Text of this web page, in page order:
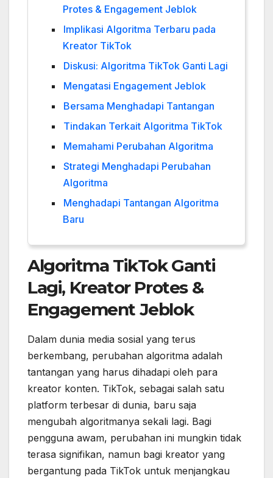
Protes & Engagement Jeblok
Implikasi Algoritma Terbaru pada
Kreator TikTok
Diskusi: Algoritma TikTok Ganti Lagi
Mengatasi Engagement Jeblok
Bersama Menghadapi Tantangan
Tindakan Terkait Algoritma TikTok
Memahami Perubahan Algoritma
Strategi Menghadapi Perubahan
Algoritma
Menghadapi Tantangan Algoritma
Baru
Algoritma TikTok Ganti
Lagi, Kreator Protes &
Engagement Jeblok
Dalam dunia media sosial yang terus
berkembang, perubahan algoritma adalah
tantangan yang harus dihadapi oleh para
kreator konten. TikTok, sebagai salah satu
platform terbesar di dunia, baru saja
mengubah algoritmanya sekali lagi. Bagi
pengguna awam, perubahan ini mungkin tidak
terasa signifikan, namun bagi kreator yang
bergantung pada TikTok untuk menjangkau